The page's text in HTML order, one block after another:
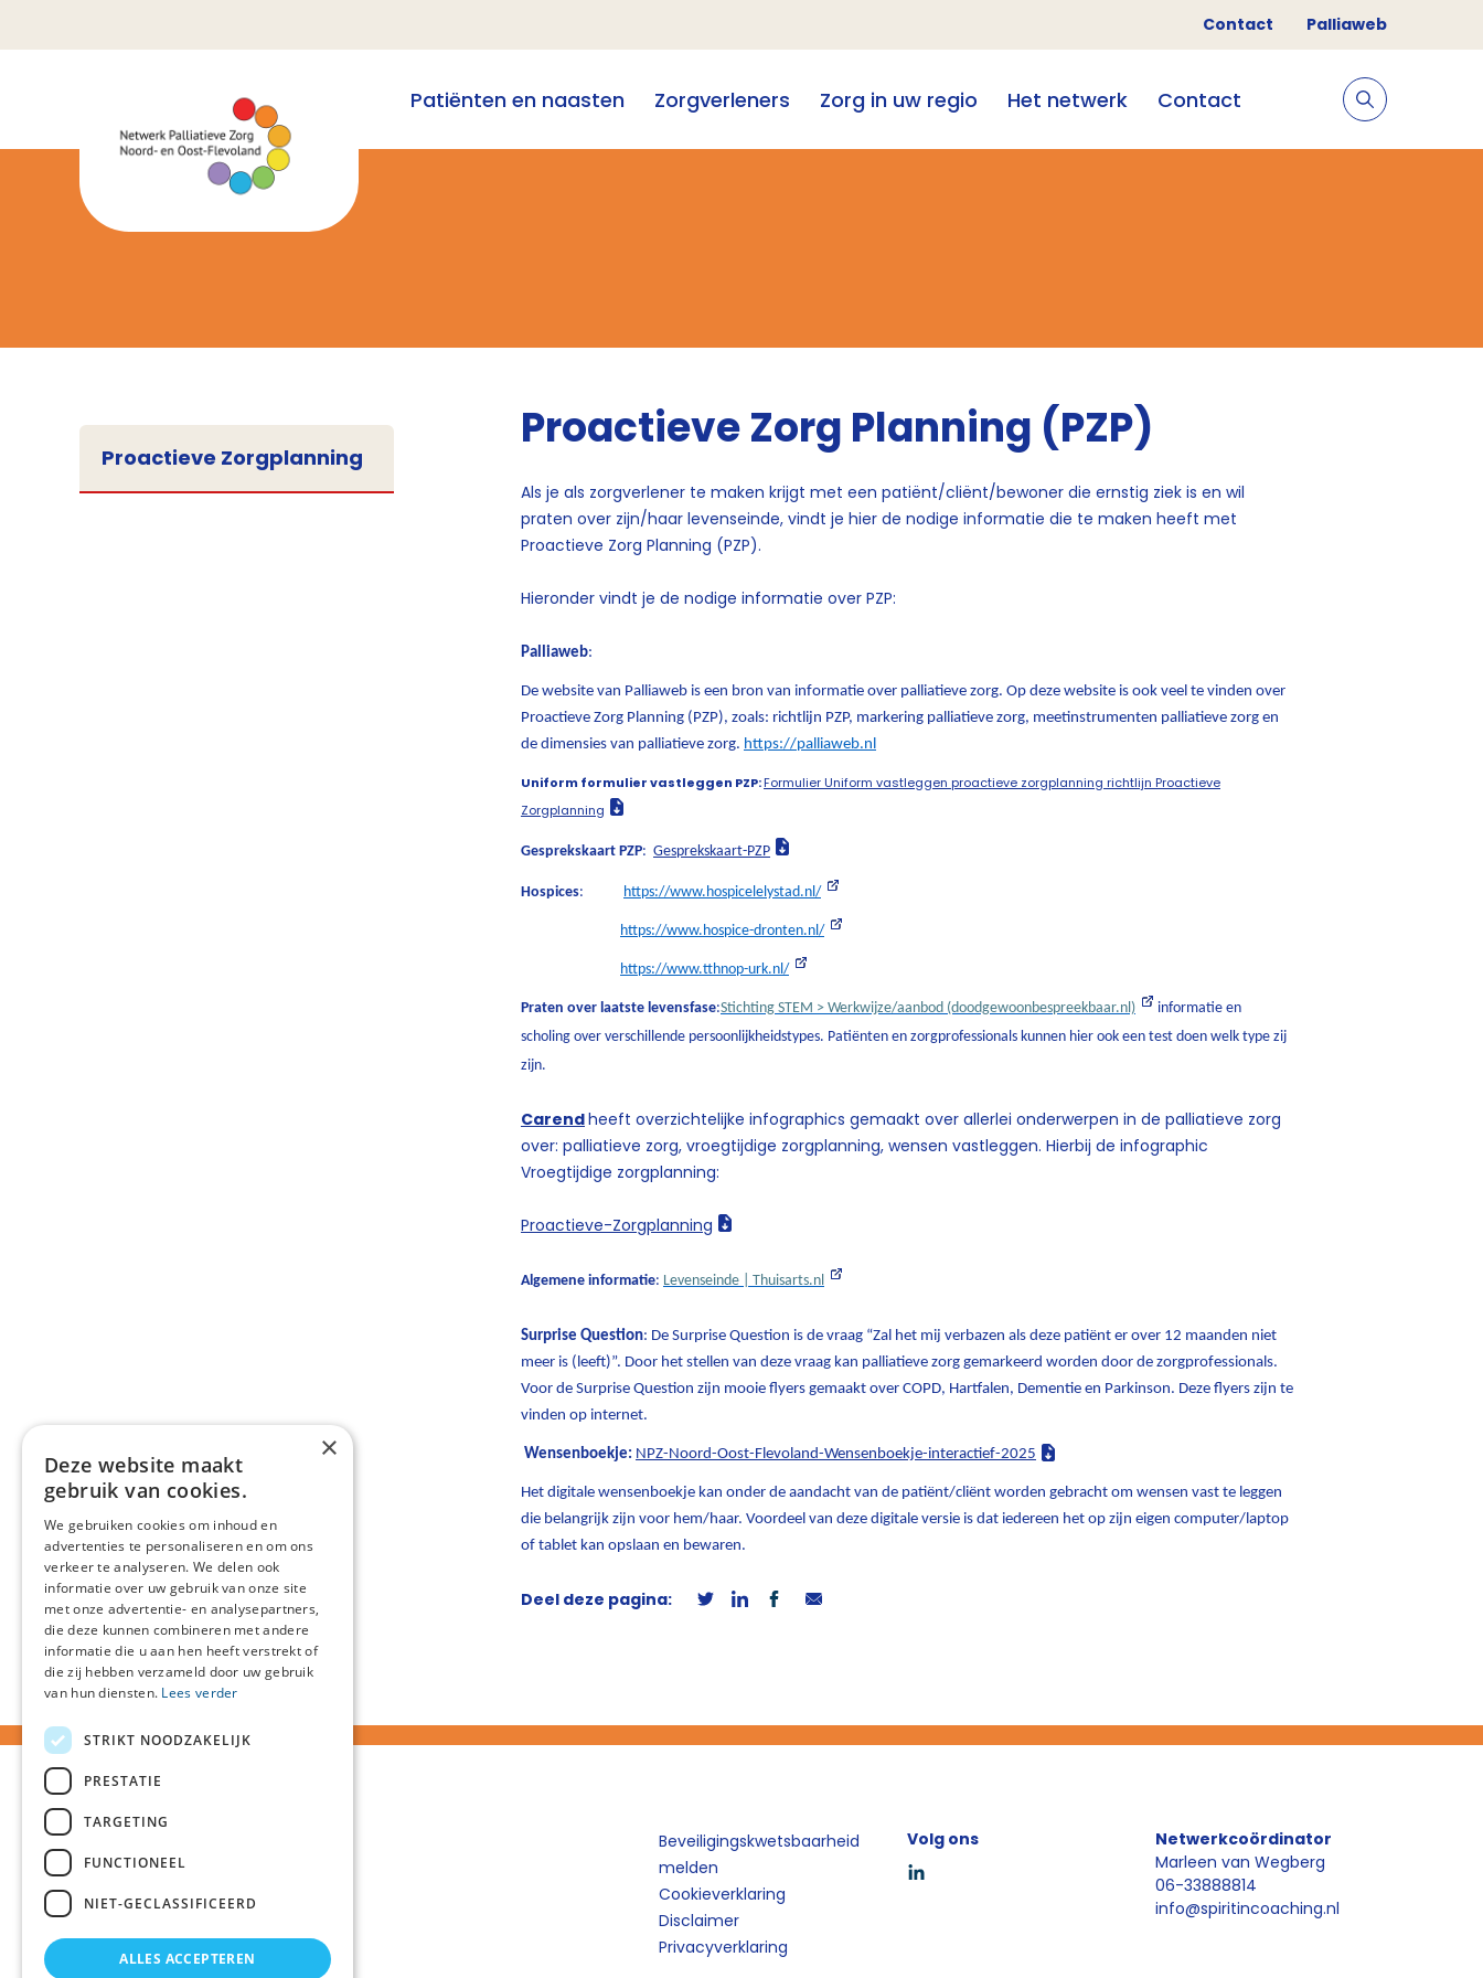
Contact Palliaweb
Patiënten en naasten Zorgverleners Zorg in uw regio Het netwerk Contact
Proactieve Zorgplanning
Proactieve Zorg Planning (PZP)
Als je als zorgverlener te maken krijgt met een patiënt/cliënt/bewoner die ernstig ziek is en wil
praten over zijn/haar levenseinde, vindt je hier de nodige informatie die te maken heeft met
Proactieve Zorg Planning (PZP).
Hieronder vindt je de nodige informatie over PZP:
Palliaweb:
De website van Palliaweb is een bron van informatie over palliatieve zorg. Op deze website is ook veel te vinden over
Proactieve Zorg Planning (PZP), zoals: richtlijn PZP, markering palliatieve zorg, meetinstrumenten palliatieve zorg en
de dimensies van palliatieve zorg. https://palliaweb.nl
Uniform formulier vastleggen PZP:Formulier Uniform vastleggen proactieve zorgplanning richtlijn Proactieve
Zorgplanning
Gesprekskaart PZP: Gesprekskaart-PZP
Hospices: https://www.hospicelelystad.nl/
https://www.hospice-dronten.nl/
https://www.tthnop-urk.nl/
Praten over laatste levensfase:Stichting STEM > Werkwijze/aanbod (doodgewoonbespreekbaar.nl)
informatie en
scholing over verschillende persoonlijkheidstypes. Patiënten en zorgprofessionals kunnen hier ook een test doen welk type zij
zijn.
Carendheeft overzichtelijke infographics gemaakt over allerlei onderwerpen in de palliatieve zorg
over: palliatieve zorg, vroegtijdige zorgplanning, wensen vastleggen. Hierbij de infographic
Vroegtijdige zorgplanning:
Proactieve-Zorgplanning
Algemene informatie: Levenseinde | Thuisarts.nl
Surprise Question: De Surprise Question is de vraag “Zal het mij verbazen als deze patiënt er over 12 maanden niet
meer is (leeft)”. Door het stellen van deze vraag kan palliatieve zorg gemarkeerd worden door de zorgprofessionals.
Voor de Surprise Question zijn mooie flyers gemaakt over COPD, Hartfalen, Dementie en Parkinson. Deze flyers zijn te
vinden op internet.
Wensenboekje: NPZ-Noord-Oost-Flevoland-Wensenboekje-interactief-2025
Het digitale wensenboekje kan onder de aandacht van de patiënt/cliënt worden gebracht om wensen vast te leggen
die belangrijk zijn voor hem/haar. Voordeel van deze digitale versie is dat iedereen het op zijn eigen computer/laptop
of tablet kan opslaan en bewaren.
Deel deze pagina:
Beveiligingskwetsbaarheid
melden
Cookieverklaring
Disclaimer
Privacyverklaring
Volg ons
Netwerkcoördinator
Marleen van Wegberg
06-33888814
info@spiritincoaching.nl
×
Deze website maakt
gebruik van cookies.
We gebruiken cookies om inhoud en
advertenties te personaliseren en om ons
verkeer te analyseren. We delen ook
informatie over uw gebruik van onze site
met onze advertentie- en analysepartners,
die deze kunnen combineren met andere
informatie die u aan hen heeft verstrekt of
die zij hebben verzameld door uw gebruik
van hun diensten. Lees verder
STRIKT NOODZAKELIJK
PRESTATIE
TARGETING
FUNCTIONEEL
NIET-GECLASSIFICEERD
ALLES ACCEPTEREN